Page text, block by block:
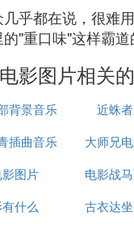
乎都在说，很难
"重口味"这样霸
影图片相关
背景音乐 近蛛
插曲音乐
大师兄
图片
电影战
什么
古衣达